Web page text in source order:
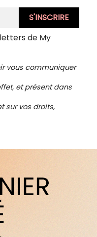
de My
vous communiquer
et présent dans
sur vos droits,